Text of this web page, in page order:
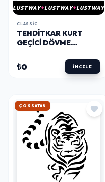
LUSTWAY LUSTWAY LUSTWAY
CLASSIC
TEHDITKAR KURT
GEÇICI DÖVME
₺0 İNCELE
HIZLI KARGO